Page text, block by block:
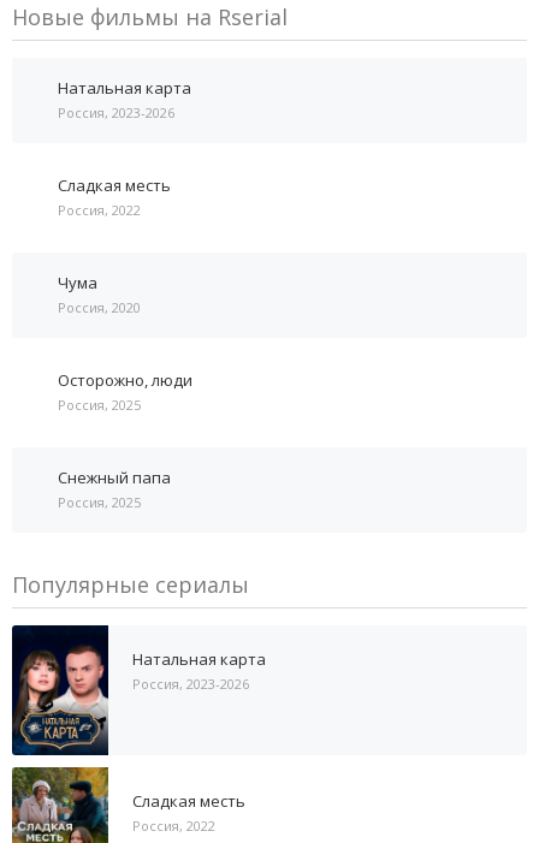
Новые фильмы на Rserial
Натальная карта
Россия, 2023-2026
Сладкая месть
Россия, 2022
Чума
Россия, 2020
Осторожно, люди
Россия, 2025
Снежный папа
Россия, 2025
Популярные сериалы
Натальная карта
Россия, 2023-2026
Сладкая месть
Россия, 2022